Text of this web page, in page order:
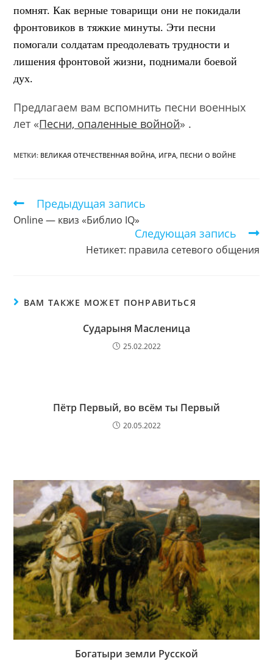
помнят. Как верные товарищи они не покидали
фронтовиков в тяжкие минуты. Эти песни
помогали солдатам преодолевать трудности и
лишения фронтовой жизни, поднимали боевой
дух.
Предлагаем вам вспомнить песни военных
лет «Песни, опаленные войной» .
МЕТКИ: ВЕЛИКАЯ ОТЕЧЕСТВЕННАЯ ВОЙНА ИГРА ПЕСНИ О ВОЙНЕ
Еще
статьи
Предыдущая запись
Оnline — квиз «Библио IQ»
Следующая запись
Нетикет: правила сетевого общения
ВАМ ТАКЖЕ МОЖЕТ ПОНРАВИТЬСЯ
Сударыня Масленица
25.02.2022
Пётр Первый, во всём ты Первый
20.05.2022
Богатыри земли Русской